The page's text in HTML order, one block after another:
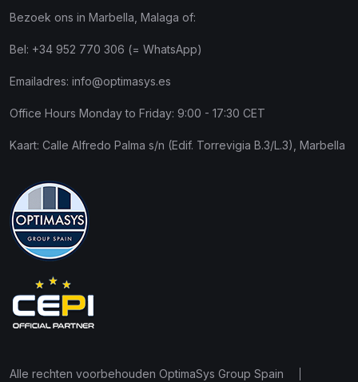
Bezoek ons in Marbella, Malaga of:
Bel: +34 952 770 306 (= WhatsApp)
Emailadres: info@optimasys.es
Office Hours Monday to Friday: 9:00 - 17:30 CET
Kaart: Calle Alfredo Palma s/n (Edif. Torrevigia B.3/L.3), Marbella
Alle rechten voorbehouden OptimaSys Group Spain